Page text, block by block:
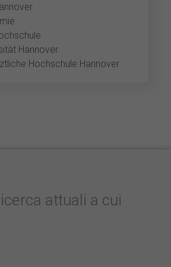
Hannover
Hochschule Hannover
attuali a cui